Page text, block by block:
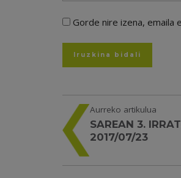
Gorde nire izena, emaila
Aurreko artikulua
SAREAN 3.
2017/07/23